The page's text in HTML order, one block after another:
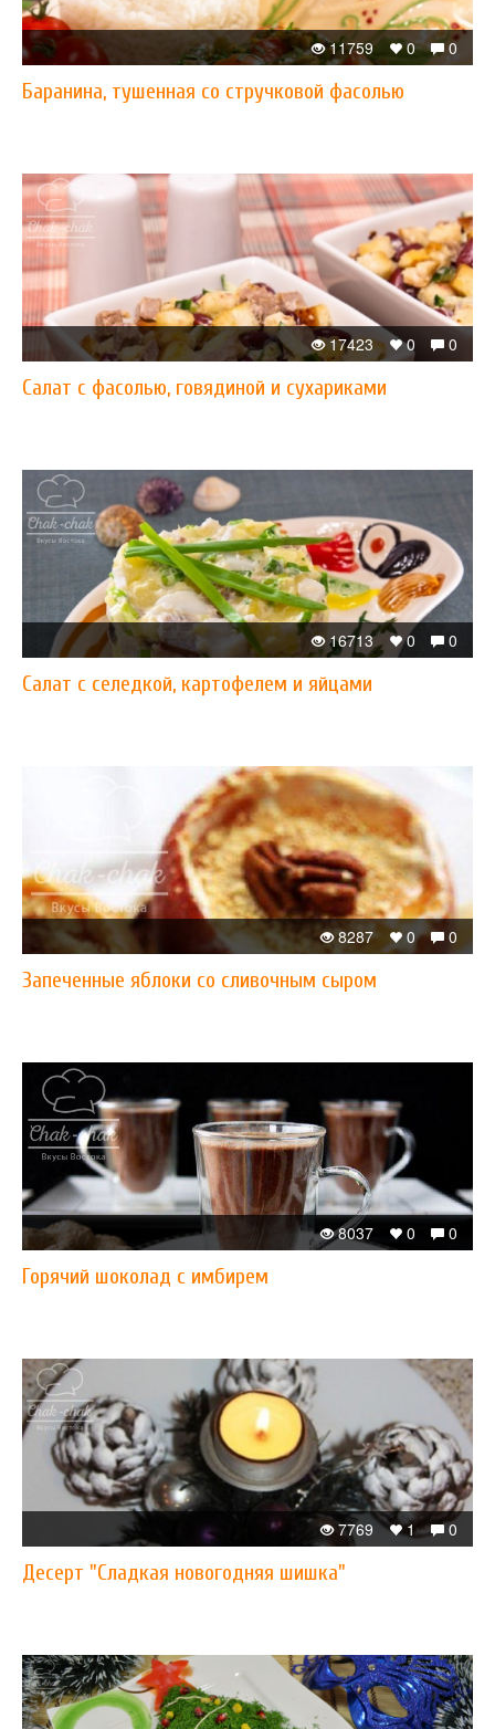
0
0
11759
Баранина, тушенная со стручковой фасолью
0
0
17423
Салат с фасолью, говядиной и сухариками
0
0
16713
Салат с селедкой, картофелем и яйцами
0
0
8287
Запеченные яблоки со сливочным сыром
0
0
8037
Горячий шоколад с имбирем
0
1
7769
Десерт "Сладкая новогодняя шишка"